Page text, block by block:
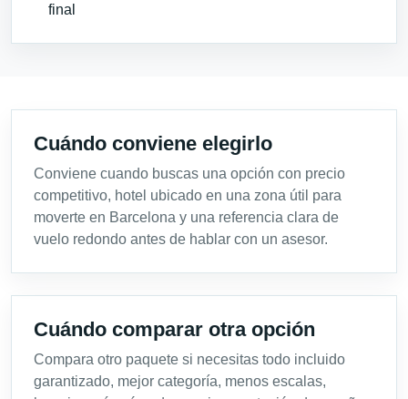
final
Cuándo conviene elegirlo
Conviene cuando buscas una opción con precio
competitivo, hotel ubicado en una zona útil para
moverte en Barcelona y una referencia clara de
vuelo redondo antes de hablar con un asesor.
Cuándo comparar otra opción
Compara otro paquete si necesitas todo incluido
garantizado, mejor categoría, menos escalas,